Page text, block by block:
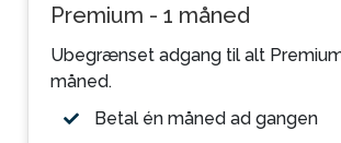
Premium - 1 måned
Ubegrænset adgang til alt
måned.
Betal én måned ad gangen